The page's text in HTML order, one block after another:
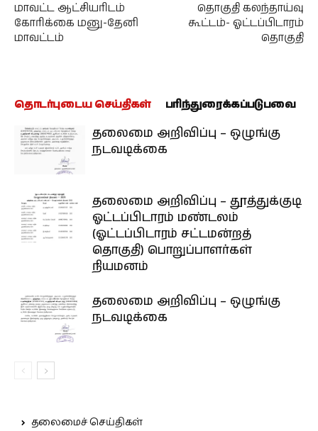
மாவட்ட ஆட்சியரிடம்
கோரிக்கை மனு-தேனி
மாவட்டம்
தொகுதி கலந்தாய்வு
கூட்டம்- ஓட்டப்பிடாரம்
தொகுதி
தொடர்புடைய செய்திகள் பரிந்துரைக்கப்படுபவை
தலைமை அறிவிப்பு – ஒழுங்கு
நடவடிக்கை
தலைமை அறிவிப்பு – தூத்துக்குடி
ஓட்டப்பிடாரம் மண்டலம்
(ஓட்டப்பிடாரம் சட்டமன்றத்
தொகுதி) பொறுப்பாளர்கள்
நியமனம்
தலைமை அறிவிப்பு – ஒழுங்கு
நடவடிக்கை
தலைமைச் செய்திகள்